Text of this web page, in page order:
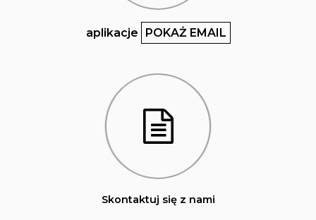
aplikacje POKAŻ EMAIL
Skontaktuj się z nami